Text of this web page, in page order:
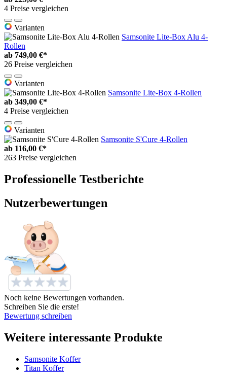
4 Preise vergleichen
Varianten
Samsonite Lite-Box Alu 4-
Rollen
ab 749,00 €*
26 Preise vergleichen
Varianten
Samsonite Lite-Box 4-Rollen
ab 349,00 €*
4 Preise vergleichen
Varianten
Samsonite S'Cure 4-Rollen
ab 116,00 €*
263 Preise vergleichen
Professionelle Testberichte
Nutzerbewertungen
Noch keine Bewertungen vorhanden.
Schreiben Sie die erste!
Bewertung schreiben
Weitere interessante Produkte
Samsonite Koffer
Titan Koffer